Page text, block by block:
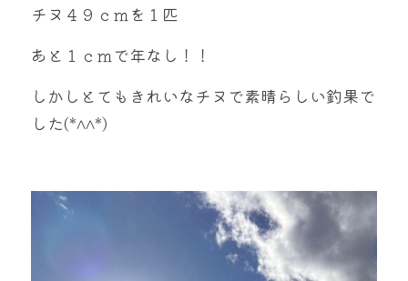
お問い合わせ
0597-32-0573
mtok0617love@yahoo.co.jp
お問い合わせ
チヌ４９ｃｍを１匹
あと１ｃｍで年なし！！
しかしとてもきれいなチヌで素晴らしい釣果で
した(*^^*)